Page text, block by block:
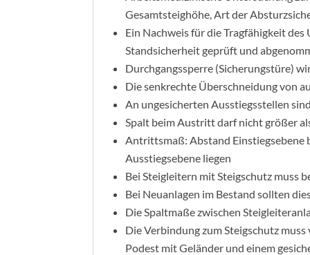
Gesamtsteighöhe, Art der
Ein Nachweis für die Tragfähigkeit
Standsicherheit geprüft und
Durchgangssperre (Sicherungstüre)
Die senkrechte Überschneidung von
An ungesicherten Ausstiegsstellen
Spalt beim Austritt darf nicht größer
Antrittsmaß: Abstand Einstiegsebene
Ausstiegsebene liegen
Bei Steigleitern mit Steigschutz muss
Bei Neuanlagen im Bestand sollten
Die Spaltmaße zwischen
Die Verbindung zum Steigschutz
Podest mit Geländer und einem